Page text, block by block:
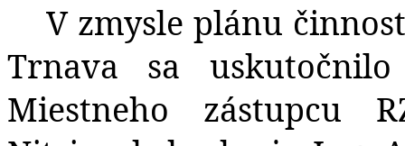
V zmysle plánu
Trnava sa
Miestneho zástupcu